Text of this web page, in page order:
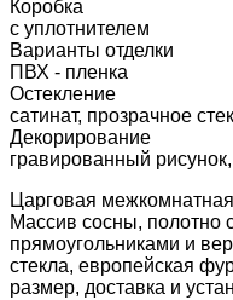
Коробка
с уплотнителем
Варианты отделки
ПВХ - пленка
Остекление
сатинат, прозрачное
Декорирование
гравированный
Царговая
Массив сосны, полотно
прямоугольниками и
стекла, европейская
размер, доставка и